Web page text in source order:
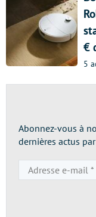
€
5
Abonnez-vous à
dernières actus